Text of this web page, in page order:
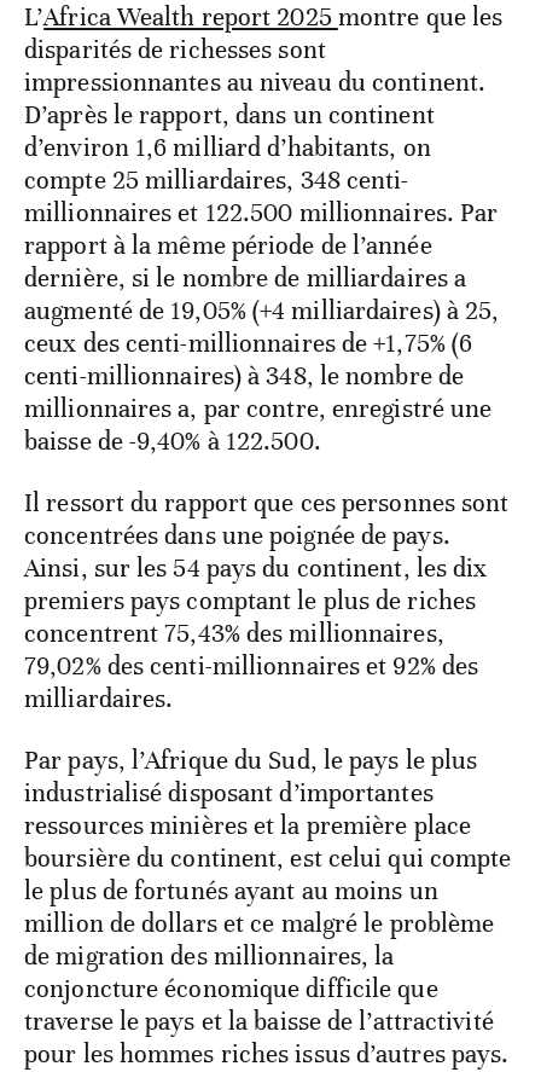
L’Africa Wealth report 2025 montre que les
disparités de richesses sont
impressionnantes au niveau du continent.
D’après le rapport, dans un continent
d’environ 1,6 milliard d’habitants, on
compte 25 milliardaires, 348 centi-
millionnaires et 122.500 millionnaires. Par
rapport à la même période de l’année
dernière, si le nombre de milliardaires a
augmenté de 19,05% (+4 milliardaires) à 25,
ceux des centi-millionnaires de +1,75% (6
centi-millionnaires) à 348, le nombre de
millionnaires a, par contre, enregistré une
baisse de -9,40% à 122.500.
Il ressort du rapport que ces personnes sont
concentrées dans une poignée de pays.
Ainsi, sur les 54 pays du continent, les dix
premiers pays comptant le plus de riches
concentrent 75,43% des millionnaires,
79,02% des centi-millionnaires et 92% des
milliardaires.
Par pays, l’Afrique du Sud, le pays le plus
industrialisé disposant d’importantes
ressources minières et la première place
boursière du continent, est celui qui compte
le plus de fortunés ayant au moins un
million de dollars et ce malgré le problème
de migration des millionnaires, la
conjoncture économique difficile que
traverse le pays et la baisse de l’attractivité
pour les hommes riches issus d’autres pays.